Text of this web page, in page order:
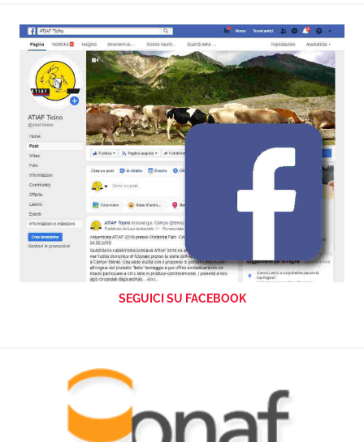
SEGUICI SU FACEBOOK